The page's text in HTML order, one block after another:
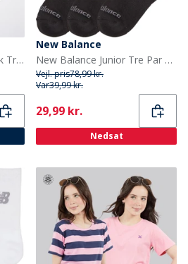
Bench Piger Asia Fem Pak Trusser Sort
New Balance
New Balance Junior Tre Par Polstrede Crew Sokker Sort
Vejl. pris78,99 kr.
Var39,99 kr.
Current
29,99 kr.
Nedsat